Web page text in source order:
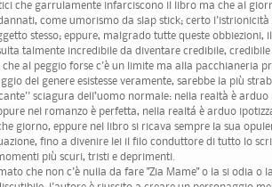
che garrulamente infarciscono il libro ma che al
come umorismo da slap stick; certo
stesso; eppure, malgrado tutte queste obbiezioni,
talmente incredibile da diventare credibile,
al peggio forse c'è un limite ma alla pacchianeria
del genere esistesse veramente, sarebbe la più
sciagura dell’uomo normale: nella realtà è arduo
nel romanzo è perfetta, nella realtá è arduo
giorno, eppure nel libro si ricava sempre la sua
fino a divenire lei il filo conduttore di tutto lo
più scuri, tristi e deprimenti.
che non c'è nulla da fare "Zia Mame" o la si odia o